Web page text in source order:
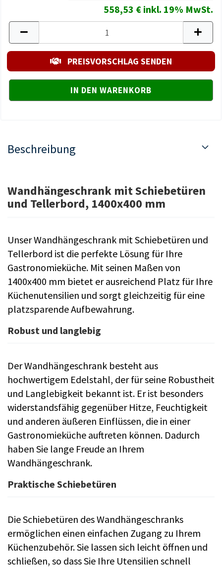
558,53 € inkl. 19% MwSt.
PREISVORSCHLAG SENDEN
Beschreibung
Wandhängeschrank mit Schiebetüren
und Tellerbord, 1400x400 mm
Unser Wandhängeschrank mit Schiebetüren und
Tellerbord ist die perfekte Lösung für Ihre
Gastronomieküche. Mit seinen Maßen von
1400x400 mm bietet er ausreichend Platz für Ihre
Küchenutensilien und sorgt gleichzeitig für eine
platzsparende Aufbewahrung.
Robust und langlebig
Der Wandhängeschrank besteht aus
hochwertigem Edelstahl, der für seine Robustheit
und Langlebigkeit bekannt ist. Er ist besonders
widerstandsfähig gegenüber Hitze, Feuchtigkeit
und anderen äußeren Einflüssen, die in einer
Gastronomieküche auftreten können. Dadurch
haben Sie lange Freude an Ihrem
Wandhängeschrank.
Praktische Schiebetüren
Die Schiebetüren des Wandhängeschranks
ermöglichen einen einfachen Zugang zu Ihrem
Küchenzubehör. Sie lassen sich leicht öffnen und
schließen, so dass Sie Ihre Utensilien schnell